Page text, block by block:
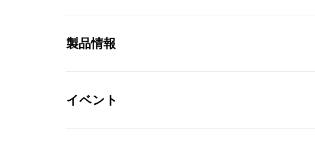
製品情報
イベント